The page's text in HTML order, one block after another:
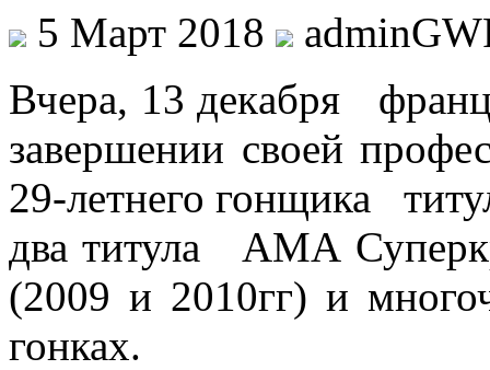
5 Март 2018
Вчeрa, 13 дeкaбря
завершении своей
29-летнего гонщика
два титула АМА
(2009 и 2010гг) и
гонках.